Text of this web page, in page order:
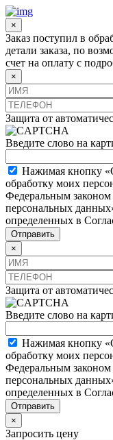
×
Заказ поступил в
детали заказа, по
счет на оплату с
×
Защита от
Введите слово на
Нажимая кнопку
обработку моих
Федеральным
персональных
определенных в
×
Защита от
Введите слово на
Нажимая кнопку
обработку моих
Федеральным
персональных
определенных в
×
Запросить цену